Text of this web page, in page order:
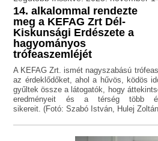
14. alkalommal rendezte
meg a KEFAG Zrt Dél-
Kiskunsági Erdészete a
hagyományos
trófeaszemléjét
A KEFAG Zrt. ismét nagyszabású
az érdeklődőket, ahol a hűvös, ködös
gyűltek össze a látogatók, hogy
eredményeit és a térség több
sikereit. (Fotó: Szabó István, Hulej